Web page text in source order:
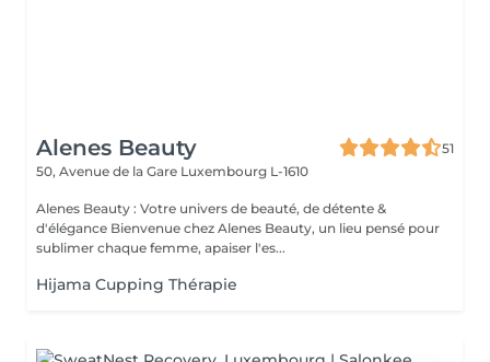
Alenes Beauty
51
50, Avenue de la Gare Luxembourg L-1610
Alenes Beauty : Votre univers de beauté, de détente &
d'élégance Bienvenue chez Alenes Beauty, un lieu pensé pour
sublimer chaque femme, apaiser l'es...
Hijama Cupping Thérapie